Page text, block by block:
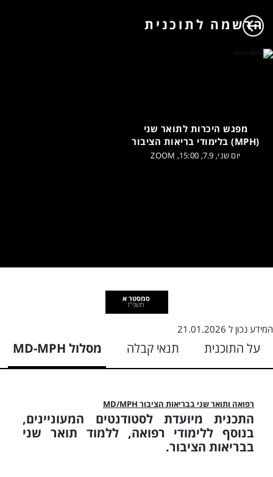
הרשמה לתוכנית
מפגש היכרות לתואר שני
(MPH) בלימודי בריאות הציבור
יום שני, 7.9, 15:00, ZOOM
סמסטר א
תשפ"ז
המידע נכון ל 21.01.2026
על התוכנית תנאי קבלה מסלול MD-MPH
רפואה ותואר שני בבריאות הציבור MD/MPH
התכנית מיועדת לסטודנטים המעוניינים,
בנוסף ללימודי רפואה, ללמוד תואר שני
בבריאות הציבור.